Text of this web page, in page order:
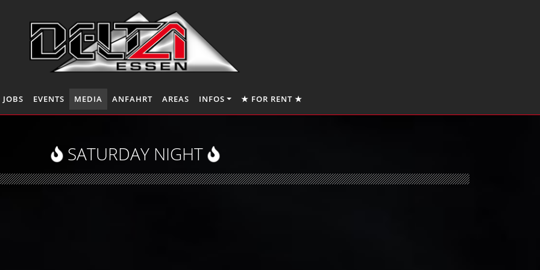
JOBS EVENTS MEDIA ANFAHRT AREAS INFOS ★ FOR RENT ★
SATURDAY NIGHT